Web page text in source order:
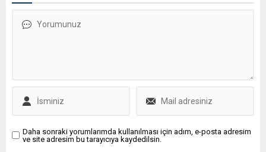
Daha sonraki yorumlarımda kullanılması için adım, e-posta adresim
ve site adresim bu tarayıcıya kaydedilsin.